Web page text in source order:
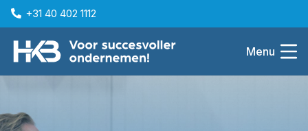
+31 40 402 1112
Menu